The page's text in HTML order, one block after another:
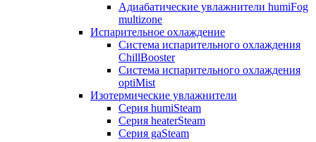
Адиабатические увлажнители humiFog
multizone
Испарительное охлаждение
Система испарительного охлаждения
ChillBooster
Система испарительного охлаждения
optiMist
Изотермические увлажнители
Серия humiSteam
Серия heaterSteam
Серия gaSteam